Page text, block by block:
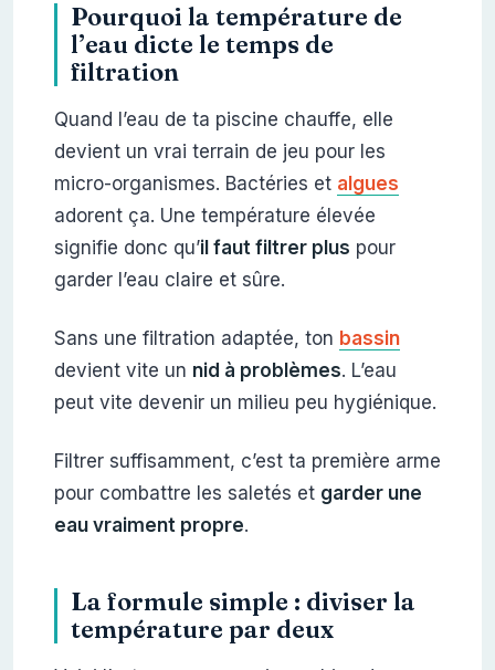
Pourquoi la température de
l’eau dicte le temps de
filtration
Quand l’eau de ta piscine chauffe, elle
devient un vrai terrain de jeu pour les
micro-organismes. Bactéries et algues
adorent ça. Une température élevée
signifie donc qu’il faut filtrer plus pour
garder l’eau claire et sûre.
Sans une filtration adaptée, ton bassin
devient vite un nid à problèmes. L’eau
peut vite devenir un milieu peu hygiénique.
Filtrer suffisamment, c’est ta première arme
pour combattre les saletés et garder une
eau vraiment propre.
La formule simple : diviser la
température par deux